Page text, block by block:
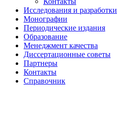
Исследования и разработки
Монографии
Периодические издания
Образование
Менеджмент качества
Диссертационные советы
Партнеры
Контакты
Справочник